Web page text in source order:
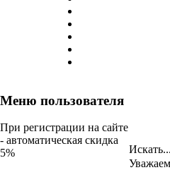
Меню пользователя
При регистрации на сайте
- автоматическая скидка
5%
Искать...